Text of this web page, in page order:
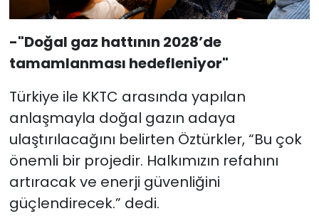
-"Doğal gaz hattının 2028’de
tamamlanması hedefleniyor"
Türkiye ile KKTC arasında yapılan
anlaşmayla doğal gazın adaya
ulaştırılacağını belirten Öztürkler, “Bu çok
önemli bir projedir. Halkımızın refahını
artıracak ve enerji güvenliğini
güçlendirecek.” dedi.